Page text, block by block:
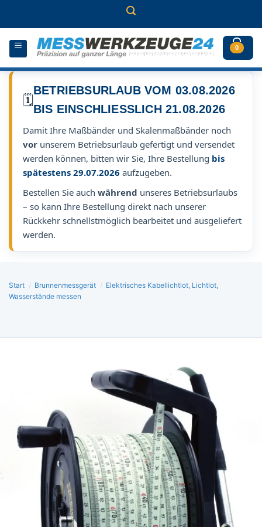
0
🗓️
BETRIEBSURLAUB VOM 03.08.2026
BIS EINSCHLIESSLICH 21.08.2026
Damit Ihre Maßbänder und Skalenmaßbänder noch
vor unserem Betriebsurlaub gefertigt und versendet
werden können, bitten wir Sie, Ihre Bestellung bis
spätestens 29.07.2026 aufzugeben.
Bestellen Sie auch während unseres Betriebsurlaubs
– so kann Ihre Bestellung direkt nach unserer
Rückkehr schnellstmöglich bearbeitet und ausgeliefert
werden.
Start / Brunnenmessgerät / Elektrisches Kabellichtlot, Lichtlot,
Wasserstände messen